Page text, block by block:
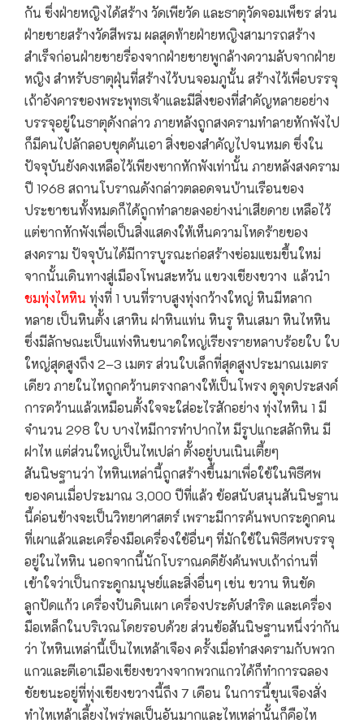
กัน ซึ่งฝ่ายหญิงได้สร้าง วัดเพียวัด และธาตุวัดจอมเพ็ชร ส่วน
ฝ่ายชายสร้างวัดสีพรม ผลสุดท้ายฝ่ายหญิงสามารถสร้าง
สำเร็จก่อนฝ่ายชายรื่องจากฝ่ายชายพูกล้างความลับจากฝ่าย
หญิง สำหรับธาตุฝุ่นที่สร้างไว้บนจอมภูนั้น สร้างไว้เพื่อบรรจุ
เถ้าอังคารของพระพุทธเจ้าและมีสิ่งของที่สำคัญหลายอย่าง
บรรจุอยู่ในธาตุดังกล่าว ภายหลังถูกสงครามทำลายหักพังไป
ก็มีคนไปลักลอบขุดค้นเอา สิ่งของสำคัญไปจนหมด ซึ่งใน
ปัจจุบันยังคงเหลือไว้เพียงซากหักพังเท่านั้น ภายหลังสงคราม
ปี 1968 สถานโบราณดังกล่าวตลอดจนบ้านเรือนของ
ประชาชนทั้งหมดก็ได้ถูกทำลายลงอย่างน่าเสียดาย เหลือไว้
แต่ซากหักพังเพื่อเป็นสิ่งแสดงให้เห็นความโหดร้ายของ
สงคราม ปัจจุบันได้มีการบูรณะก่อสร้างซ่อมแซมขึ้นใหม่
จากนั้นเดินทางสู่เมืองโพนสะหวัน แขวงเชียงขวาง แล้วนำ
ชมทุ่งไหหิน ทุ่งที่ 1 บนที่ราบสูงทุ่งกว้างใหญ่ หินมีหลาก
หลาย เป็นหินตั้ง เสาหิน ฝาหินแท่น หินรู หินเสมา หินไหหิน
ซึ่งมีลักษณะเป็นแท่งหินขนาดใหญ่เรียงรายหลาบร้อยใบ ใบ
ใหญ่สุดสูงถึง 2–3 เมตร ส่วนใบเล็กที่สุดสูงประมาณเมตร
เดียว ภายในไหถูกคว้านตรงกลางให้เป็นโพรง ดูจุดประสงค์
การคว้านแล้วเหมือนตั้งใจจะใส่อะไรสักอย่าง ทุ่งไหหิน 1 มี
จำนวน 298 ใบ บางไหมีการทำปากไห มีรูปแกะสลักหิน มี
ฝาไห แต่ส่วนใหญ่เป็นไหเปล่า ตั้งอยู่บนเนินเตี้ยๆ
สันนิษฐานว่า ไหหินเหล่านี้ถูกสร้างขึ้นมาเพื่อใช้ในพิธีศพ
ของคนเมื่อประมาณ 3,000 ปีที่แล้ว ข้อสนับสนุนสันนิษฐาน
นี้ค่อนข้างจะเป็นวิทยาศาสตร์ เพราะมีการค้นพบกระดูกคน
ที่เผาแล้วและเครื่องมือเครื่องใช้อื่นๆ ที่มักใช้ในพิธีศพบรรจุ
อยู่ในไหหิน นอกจากนี้นักโบราณคดียังค้นพบเถ้าถ่านที่
เข้าใจว่าเป็นกระดูกมนุษย์และสิ่งอื่นๆ เช่น ขวาน หินขัด
ลูกปัดแก้ว เครื่องปันดินเผา เครื่องประดับสำริด และเครื่อง
มือเหล็กในบริเวณโดยรอบด้วย ส่วนข้อสันนิษฐานหนึ่งว่ากัน
ว่า ไหหินเหล่านี้เป็นไหเหล้าเจือง ครั้งเมื่อทำสงครามกับพวก
แกวและตีเอาเมืองเชียงขวางจากพวกแกวได้ก็ทำการฉลอง
ชัยชนะอยู่ที่ทุ่งเชียงขวางนี้ถึง 7 เดือน ในการนี้ขุนเจืองสั่ง
ทำไหเหล้าเลี้ยงไพร่พลเป็นอันมากและไหเหล่านั้นก็คือไห